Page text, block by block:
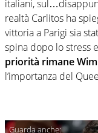
italiani,
realtà Carlitos ha
vittoria a Parigi sia
spina dopo lo stress
priorità rimane
l’importanza del